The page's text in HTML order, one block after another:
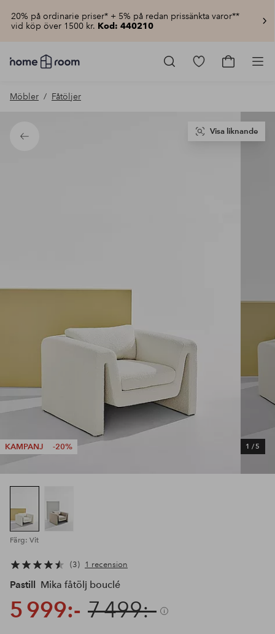
20% på ordinarie priser* + 5% på redan prissänkta varor**
vid köp över 1500 kr. Kod: 440210
Homeroom
–
hemmet
pris
Gå
Gå
Möbler Fåtöljer
Tillbaka
KAMPANJ -20% 1 /5
Visa liknande
Färg: Vit
3 1 recension
Pastill Mika fåtölj bouclé
5 999:- 7 499:-